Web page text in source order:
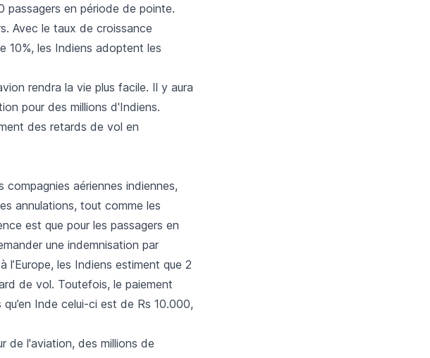
en période de pointe.
Avec le taux de croissance
10%, les Indiens adoptent les
rendra la vie plus facile. Il y aura
pour des millions d'Indiens.
des retards de vol en
aériennes indiennes,
annulations, tout comme les
est que pour les passagers en
une indemnisation par
les Indiens estiment que 2
de vol. Toutefois, le paiement
Inde celui-ci est de Rs 10.000,
de l'aviation, des millions de